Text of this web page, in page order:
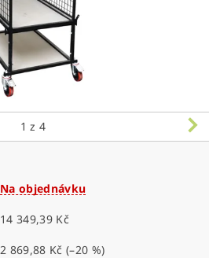
1 z 4
Na objednávku
14 349,39 Kč
2 869,88 Kč (–20 %)